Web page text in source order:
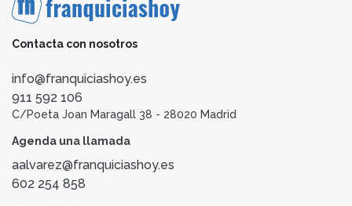
Contacta con nosotros
info@franquiciashoy.es
911 592 106
C/Poeta Joan Maragall 38 - 28020 Madrid
Agenda una llamada
aalvarez@franquiciashoy.es
602 254 858